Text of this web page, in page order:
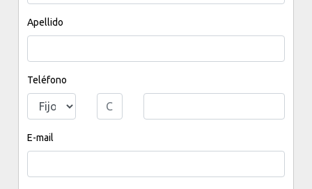
Apellido
Teléfono
E-mail